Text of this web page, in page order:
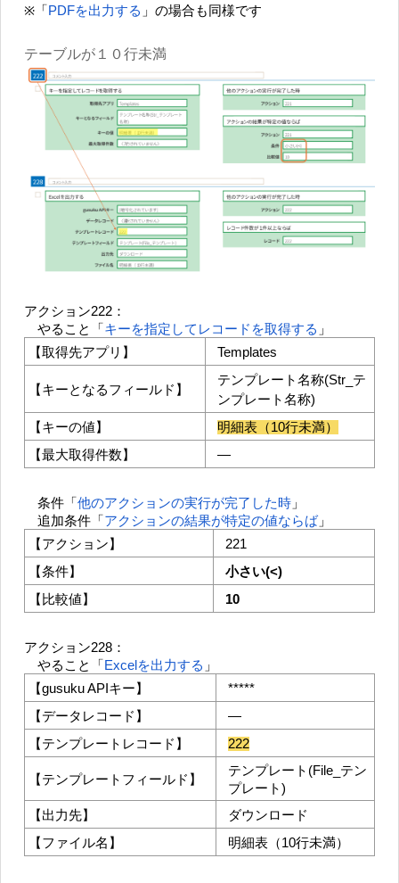
※「 PDFを出力する 」の場合も同様です
テーブルが１０行未満
アクション222：
やること「 キーを指定してレコードを取得する 」
【取得先アプリ】
Templates
【キーとなるフィールド】
テンプレート名称(Str_テ
ンプレート名称)
【キーの値】
明細表（10行未満）
【最大取得件数】
―
条件「 他のアクションの実行が完了した時 」
追加条件「 アクションの結果が特定の値ならば」
【アクション】
221
【条件】
小さい(<)
【比較値】
10
アクション228：
やること「 Excelを出力する 」
【gusuku APIキー】
*****
【データレコード】
―
【テンプレートレコード】
222
【テンプレートフィールド】
テンプレート(File_テン
プレート)
【出力先】
ダウンロード
【ファイル名】
明細表（10行未満）